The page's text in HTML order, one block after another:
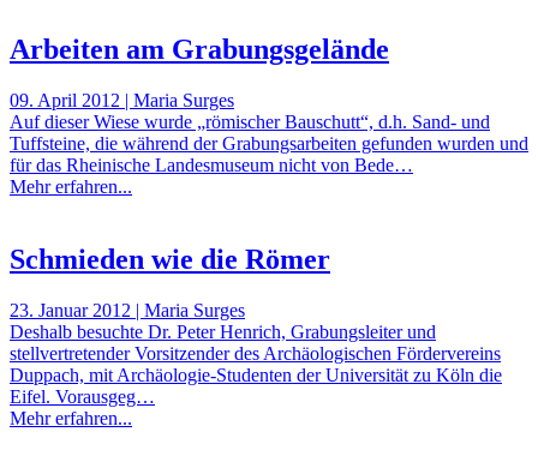
Arbeiten am Grabungsgelände
09. April 2012 | Maria Surges
Auf dieser Wiese wurde „römischer Bauschutt“, d.h. Sand- und
Tuffsteine, die während der Grabungsarbeiten gefunden wurden und
für das Rheinische Landesmuseum nicht von Bede…
Mehr erfahren...
Schmieden wie die Römer
23. Januar 2012 | Maria Surges
Deshalb besuchte Dr. Peter Henrich, Grabungsleiter und
stellvertretender Vorsitzender des Archäologischen Fördervereins
Duppach, mit Archäologie-Studenten der Universität zu Köln die
Eifel. Vorausgeg…
Mehr erfahren...